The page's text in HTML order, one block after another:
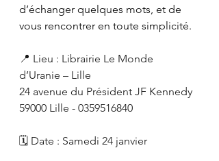
d’échanger quelques mots, et de
vous rencontrer en toute simplicité.
📍 Lieu : Librairie Le Monde
d’Uranie – Lille
24 avenue du Président JF Kennedy
59000 Lille - 0359516840
🗓️ Date : Samedi 24 janvier